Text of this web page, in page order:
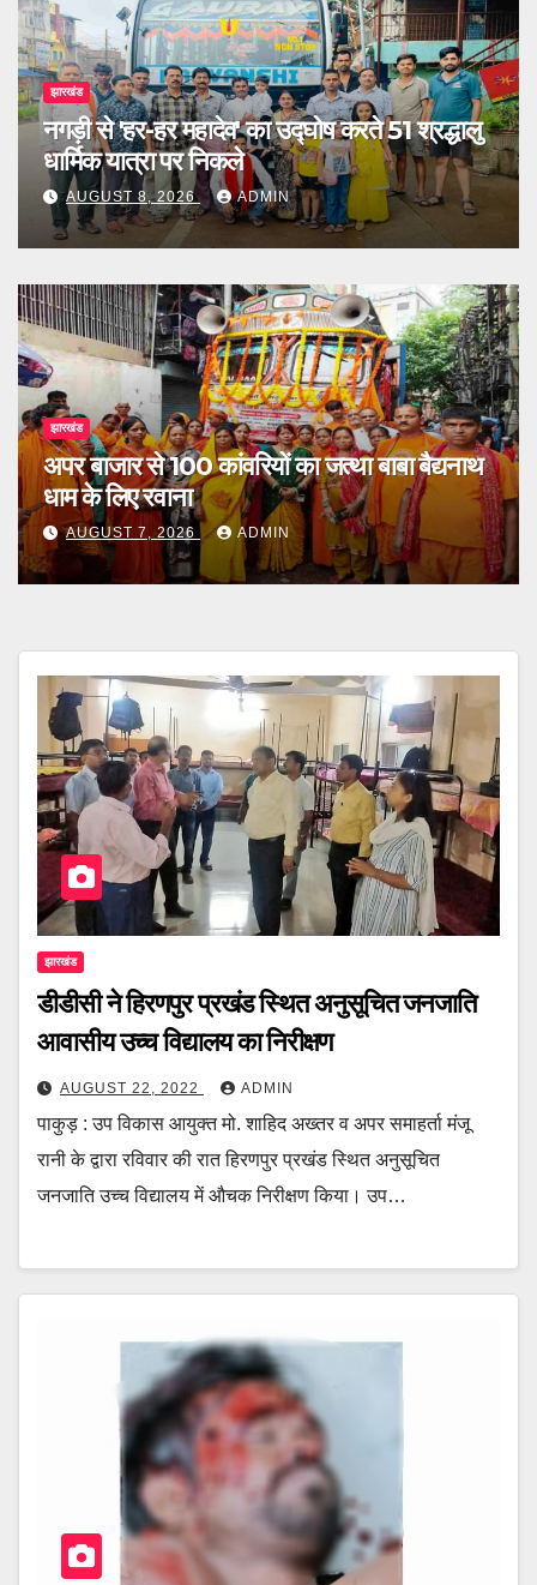
झारखंड
नगड़ी से 'हर-हर महादेव' का उद्घोष करते 51 श्रद्धालु
धार्मिक यात्रा पर निकले
AUGUST 8, 2026 ADMIN
झारखंड
अपर बाजार से 100 कांवरियों का जत्था बाबा बैद्यनाथ
धाम के लिए रवाना
AUGUST 7, 2026 ADMIN
झारखंड
डीडीसी ने हिरणपुर प्रखंड स्थित अनुसूचित जनजाति
आवासीय उच्च विद्यालय का निरीक्षण
AUGUST 22, 2022 ADMIN
पाकुड़ : उप विकास आयुक्त मो. शाहिद अख्तर व अपर समाहर्ता मंजू
रानी के द्वारा रविवार की रात हिरणपुर प्रखंड स्थित अनुसूचित
जनजाति उच्च विद्यालय में औचक निरीक्षण किया। उप…